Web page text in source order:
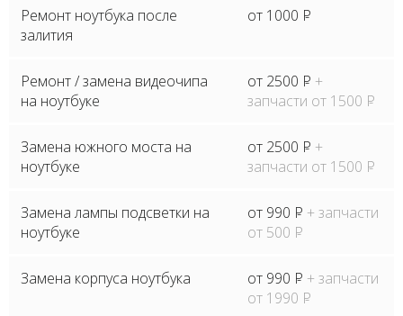
Ремонт ноутбука после
залития
от 1000 P
Ремонт / замена видеочипа
на ноутбуке
от 2500 P +
запчасти от 1500 P
Замена южного моста на
ноутбуке
от 2500 P +
запчасти от 1500 P
Замена лампы подсветки на
ноутбуке
от 990 P + запчасти
от 500 P
Замена корпуса ноутбука от 990 P + запчасти
от 1990 P